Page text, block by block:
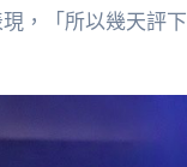
，「所以幾天評